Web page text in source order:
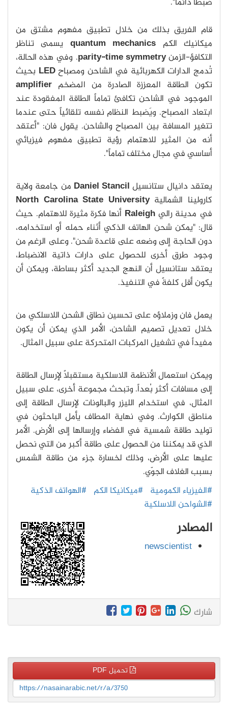
قام الفريق بذلك من خلال تطبيق مفهوم مشتق من
ميكانيك الكم quantum mechanics يسمى تناظر
التكافؤ-الزمنparity-time symmetry. وفي هذه الحالة،
تُدمج الدارات الكهربائية في الشاحن ومصباحLED بحيث
تكون الطاقة المعززة الصادرة من المضخم amplifier
الموجود في الشاحن تكافئ تماماً الطاقة المفقودة عند
ابتعاد المصباح. ويَضبط النظام نفسه تلقائياً حتى عندما
تتغير المسافة بين المصباح والشاحن. يقول فان: "أعتقد
أنه من المثير للاهتمام رؤية تطبيق مفهوم فيزيائي
أساسي في مجال مختلف تماماً".
يعتقد دانيال ستانسيل Daniel Stancil من جامعة ولاية
كارولينا الشماليةNorth Carolina State University
في مدينة راليRaleigh أنها فكرة مثيرة للاهتمام. حيث
قال: "يمكن شحن الهاتف الذكي أثناء حمله أو استخدامه،
دون الحاجة إلى وضعه على قاعدة شحن". وعلى الرغم من
وجود طرق أخرى للحصول على دارات ذاتية الانضباط،
يعتقد ستانسيل أن النهج الجديد أكثر بساطة، ويمكن أن
يكون أقل كلفةً في التنفيذ.
يعمل فان وزملاؤه على تحسين نطاق الشحن اللاسلكي من
خلال تعديل تصميم الشاحن، الأمر الذي يمكن أن يكون
مفيداً في تشغيل المركبات المتحركة على سبيل المثال.
ويمكن استعمال الأنظمة اللاسلكية مستقبلاً لإرسال الطاقة
إلى مسافات أكثر بُعداً. وتبحث مجموعة أخرى، على سبيل
المثال، في استخدام الليزر والبالونات لإرسال الطاقة إلى
مناطق الكوارث. وفي نهاية المطاف يأمل الباحثون في
توليد طاقة شمسية في الفضاء وإرسالها إلى الأرض. الأمر
الذي قد يمكننا من الحصول على طاقة أكبر من التي نحصل
عليها على الأرض، وذلك لخسارة جزء من طاقة الشمس
بسبب الغلاف الجوّي.
#الفيزياء الكمومية #ميكانيكا الكم #الهواتف الذكية
#الشواحن اللاسلكية
المصادر
newscientist
شارك
تحميل PDF
https://nasainarabic.net/r/a/3750